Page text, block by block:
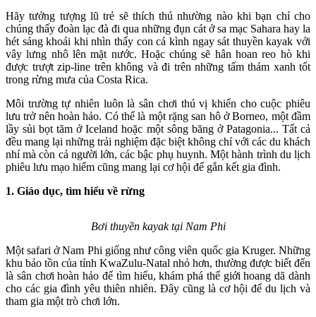
Hãy tưởng tượng lũ trẻ sẽ thích thú nhường nào khi bạn chỉ cho
chúng thấy đoàn lạc đà đi qua những đụn cát ở sa mạc Sahara hay la
hét sảng khoái khi nhìn thấy con cá kình ngay sát thuyền kayak với
vây lưng nhô lên mặt nước. Hoặc chúng sẽ hân hoan reo hò khi
được trượt zip-line trên không và đi trên những tấm thảm xanh tốt
trong rừng mưa của Costa Rica.
Môi trường tự nhiên luôn là sân chơi thú vị khiến cho cuộc phiêu
lưu trở nên hoàn hảo. Có thể là một rặng san hô ở Borneo, một đầm
lầy sủi bọt tăm ở Iceland hoặc một sông băng ở Patagonia... Tất cả
đều mang lại những trải nghiệm đặc biệt không chỉ với các du khách
nhí mà còn cả người lớn, các bậc phụ huynh. Một hành trình du lịch
phiêu lưu mạo hiểm cũng mang lại cơ hội để gắn kết gia đình.
1. Giáo dục, tìm hiểu về rừng
Bơi thuyền kayak tại Nam Phi
Một safari ở Nam Phi giống như công viên quốc gia Kruger. Những
khu bảo tồn của tỉnh KwaZulu-Natal nhỏ hơn, thường được biết đến
là sân chơi hoàn hảo để tìm hiểu, khám phá thế giới hoang dã dành
cho các gia đình yêu thiên nhiên. Đây cũng là cơ hội để du lịch và
tham gia một trò chơi lớn.